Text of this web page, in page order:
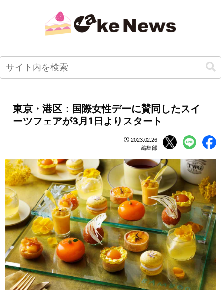
東京・港区：国際女性デーに賛同したスイ
ーツフェアが3月1日よりスタート
2023.02.26
編集部